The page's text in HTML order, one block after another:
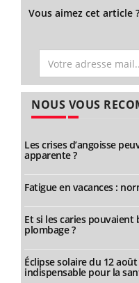
Vous aimez cet article
NOUS VOUS
Les crises d’angoisse
apparente ?
Fatigue en vacances :
Et si les caries
plombage ?
Éclipse solaire du 12
indispensable pour la